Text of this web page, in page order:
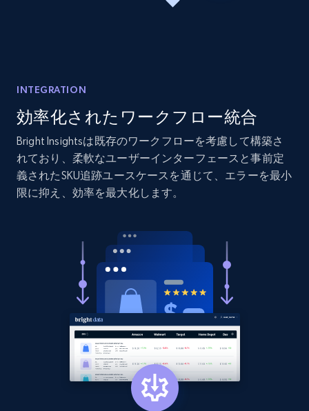
Etsy
URL, Product id, Listing inventory id, Title, Rating,
Reviews count shop, Reviews count item, Initial
price, and more.
1.9K+ 322+ 今すぐ始める
Etsy - Collect data on products using
specified keywords
URL, Product id, Listing inventory id, Title, Rating,
Reviews count shop, Reviews count item, Initial
price, and more.
322+ 今すぐ始める
INTEGRATION
効率化されたワークフロー統合
Bright Insightsは既存のワークフローを考慮して構築さ
れており、柔軟なユーザーインターフェースと事前定
義されたSKU追跡ユースケースを通じて、エラーを最小
限に抑え、効率を最大化します。